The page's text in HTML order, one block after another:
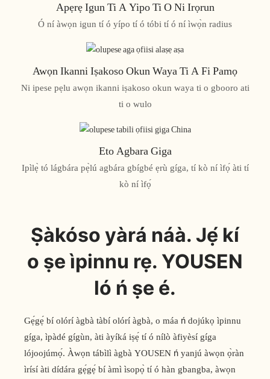
Apẹrẹ Igun Ti A Yipo Ti O Ni Irọrun
Ó ní àwọn igun tí ó yípo tí ó tóbi tí ó ní ìwọ̀n radius
Awọn Ikanni Iṣakoso Okun Waya Ti A Fi Pamọ
Ni ipese pẹlu awọn ikanni iṣakoso okun waya ti o gbooro ati
ti o wulo
Eto Agbara Giga
Ipìlẹ̀ tó lágbára pẹ̀lú agbára gbígbé ẹrù gíga, tí kò ní ìfọ́ àti tí
kò ní ìfọ́
Ṣàkóso yàrá náà. Jẹ́ kí
o ṣe ìpinnu rẹ. YOUSEN
ló ń ṣe é.
Gẹ́gẹ́ bí olórí àgbà tàbí olórí àgbà, o máa ń dojúkọ ìpinnu
gíga, ìpàdé gígùn, àti àyíká iṣẹ́ tí ó nílò àfiyèsí gíga
lójoojúmọ́. Àwọn tábìlì àgbà YOUSEN ń yanjú àwọn ọ̀ràn
ìrísí àti dídára gẹ́gẹ́ bí àmì ìsopọ̀ tí ó hàn gbangba, àwọn